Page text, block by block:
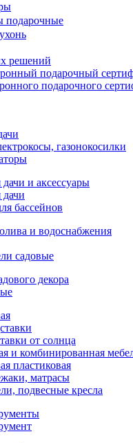
подарочные
решений
подарочный
газонокосилки
и аксессуары
бассейнов
и водоснабжения
садовые
декора
от солнца
и комбинированная
пластиковая
матрасы
подвесные кресла